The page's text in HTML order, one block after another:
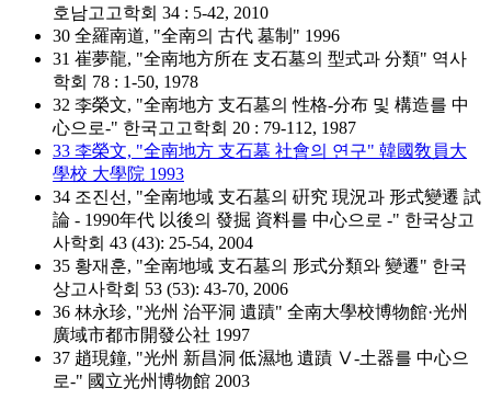
호남고고학회 34 : 5-42, 2010
30 全羅南道, "全南의 古代 墓制" 1996
31 崔夢龍, "全南地方所在 支石墓의 型式과 分類" 역사
학회 78 : 1-50, 1978
32 李榮文, "全南地方 支石墓의 性格-分布 및 構造를 中
心으로-" 한국고고학회 20 : 79-112, 1987
33 李榮文, "全南地方 支石墓 社會의 연구" 韓國敎員大
學校 大學院 1993
34 조진선, "全南地域 支石墓의 硏究 現況과 形式變遷 試
論 - 1990年代 以後의 發掘 資料를 中心으로 -" 한국상고
사학회 43 (43): 25-54, 2004
35 황재훈, "全南地域 支石墓의 形式分類와 變遷" 한국
상고사학회 53 (53): 43-70, 2006
36 林永珍, "光州 治平洞 遺蹟" 全南大學校博物館·光州
廣域市都市開發公社 1997
37 趙現鐘, "光州 新昌洞 低濕地 遺蹟 Ⅴ-土器를 中心으
로-" 國立光州博物館 2003